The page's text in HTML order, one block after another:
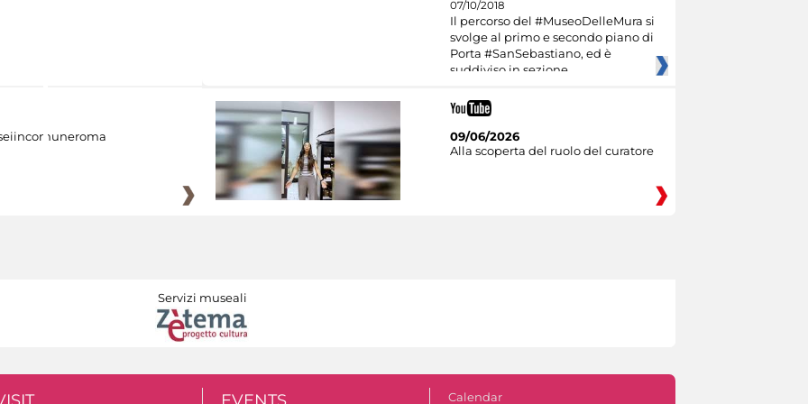
07/10/2018
Il percorso del #MuseoDelleMura si
svolge al primo e secondo piano di
Porta #SanSebastiano, ed è
suddiviso in sezione
09/06/2026
Alla scoperta del ruolo del curatore
Servizi museali
Calendar